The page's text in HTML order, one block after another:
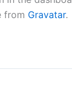
from Gravatar.